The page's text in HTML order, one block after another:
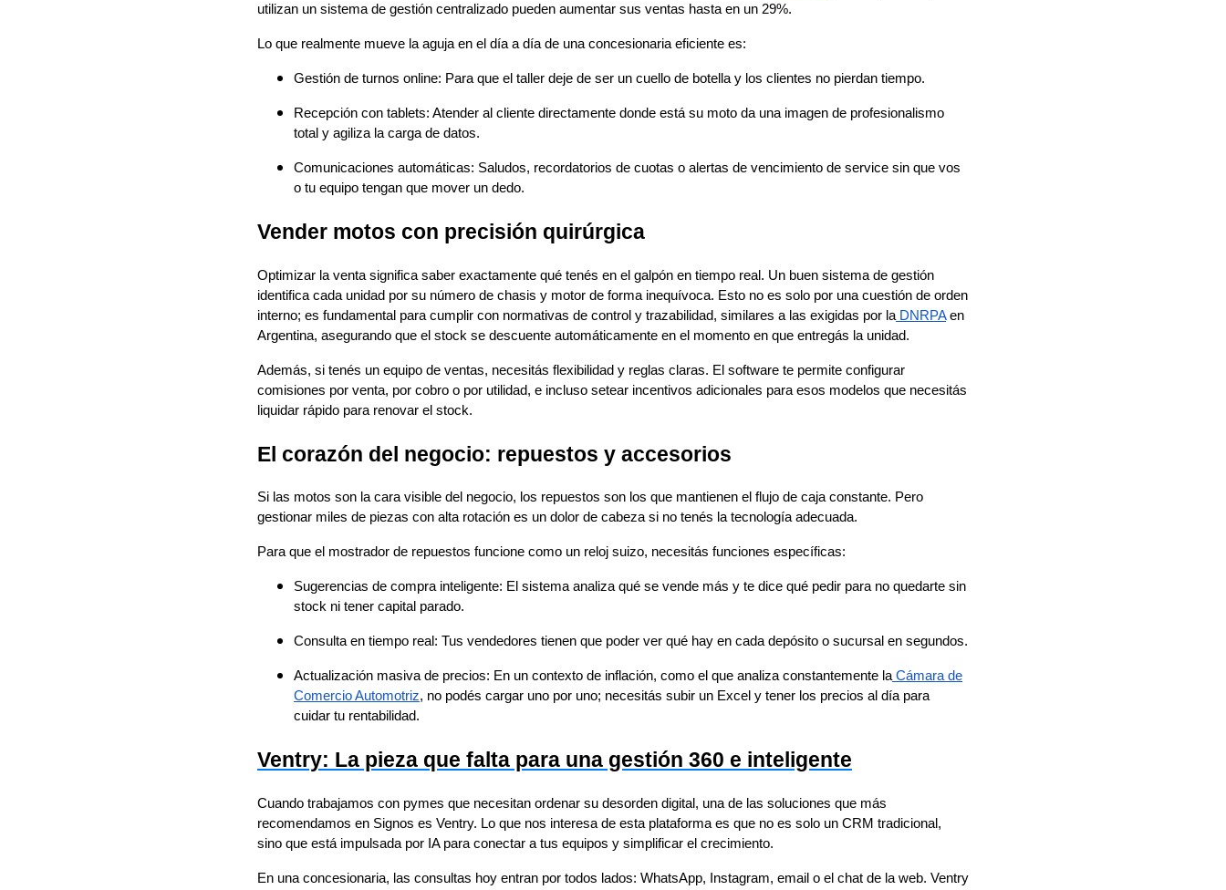
utilizan un sistema de gestión centralizado pueden aumentar sus ventas hasta en un 29%.
Lo que realmente mueve la aguja en el día a día de una concesionaria eficiente es:
Gestión de turnos online: Para que el taller deje de ser un cuello de botella y los clientes no pierdan tiempo.
Recepción con tablets: Atender al cliente directamente donde está su moto da una imagen de profesionalismo
total y agiliza la carga de datos.
Comunicaciones automáticas: Saludos, recordatorios de cuotas o alertas de vencimiento de service sin que vos
o tu equipo tengan que mover un dedo.
Vender motos con precisión quirúrgica
Optimizar la venta significa saber exactamente qué tenés en el galpón en tiempo real. Un buen sistema de gestión
identifica cada unidad por su número de chasis y motor de forma inequívoca. Esto no es solo por una cuestión de orden
interno; es fundamental para cumplir con normativas de control y trazabilidad, similares a las exigidas por la DNRPAen
Argentina, asegurando que el stock se descuente automáticamente en el momento en que entregás la unidad.
Además, si tenés un equipo de ventas, necesitás flexibilidad y reglas claras. El software te permite configurar
comisiones por venta, por cobro o por utilidad, e incluso setear incentivos adicionales para esos modelos que necesitás
liquidar rápido para renovar el stock.
El corazón del negocio: repuestos y accesorios
Si las motos son la cara visible del negocio, los repuestos son los que mantienen el flujo de caja constante. Pero
gestionar miles de piezas con alta rotación es un dolor de cabeza si no tenés la tecnología adecuada.
Para que el mostrador de repuestos funcione como un reloj suizo, necesitás funciones específicas:
Sugerencias de compra inteligente: El sistema analiza qué se vende más y te dice qué pedir para no quedarte sin
stock ni tener capital parado.
Consulta en tiempo real: Tus vendedores tienen que poder ver qué hay en cada depósito o sucursal en segundos.
Actualización masiva de precios: En un contexto de inflación, como el que analiza constantemente laCámara de
Comercio Automotriz, no podés cargar uno por uno; necesitás subir un Excel y tener los precios al día para
cuidar tu rentabilidad.
Ventry: La pieza que falta para una gestión 360 e inteligente
Cuando trabajamos con pymes que necesitan ordenar su desorden digital, una de las soluciones que más
recomendamos en Signos es Ventry. Lo que nos interesa de esta plataforma es que no es solo un CRM tradicional,
sino que está impulsada por IA para conectar a tus equipos y simplificar el crecimiento.
En una concesionaria, las consultas hoy entran por todos lados: WhatsApp, Instagram, email o el chat de la web. Ventry